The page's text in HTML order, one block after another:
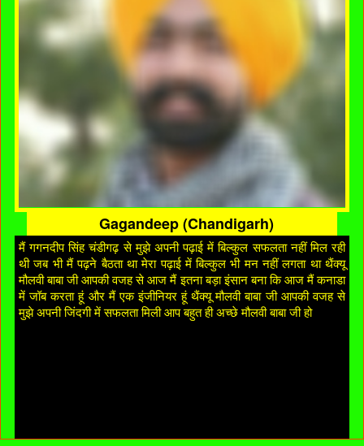
Gagandeep (Chandigarh)
मैं गगनदीप सिंह चंडीगढ़ से मुझे अपनी पढ़ाई में बिल्कुल सफलता नहीं मिल रही
थी जब भी मैं पढ़ने बैठता था मेरा पढ़ाई में बिल्कुल भी मन नहीं लगता था थैंक्यू
मौलवी बाबा जी आपकी वजह से आज मैं इतना बड़ा इंसान बना कि आज मैं कनाडा
में जॉब करता हूं और मैं एक इंजीनियर हूं थैंक्यू मौलवी बाबा जी आपकी वजह से
मुझे अपनी जिंदगी में सफलता मिली आप बहुत ही अच्छे मौलवी बाबा जी हो